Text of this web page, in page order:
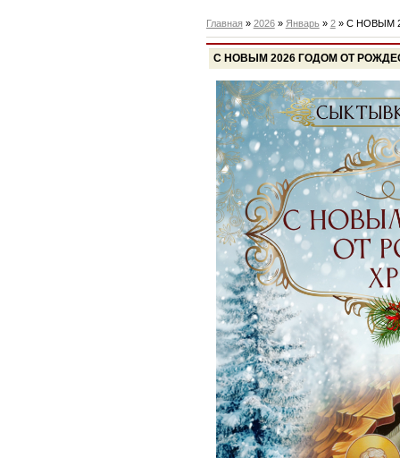
Главная » 2026 » Январь » 2» С НОВЫМ
С НОВЫМ 2026 ГОДОМ ОТ